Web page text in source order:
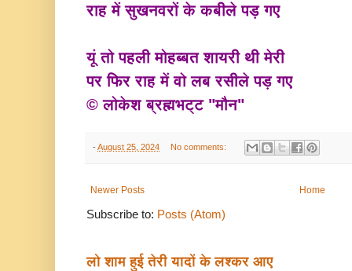
राह में सुखनवरों के कबीले पड़ गए
यूं तो पहली मोहब्बत शायरी थी मेरी
पर फिर राह में वो लब रसीले पड़ गए
©लोकेश ब्रह्मभट्ट "मौन"
- August 25, 2024 No comments:
Newer Posts Home
Subscribe to: Posts (Atom)
लो शाम हुई तेरी यादों के लश्कर आए